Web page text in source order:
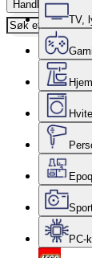
Handlekurv
TV,
PC-